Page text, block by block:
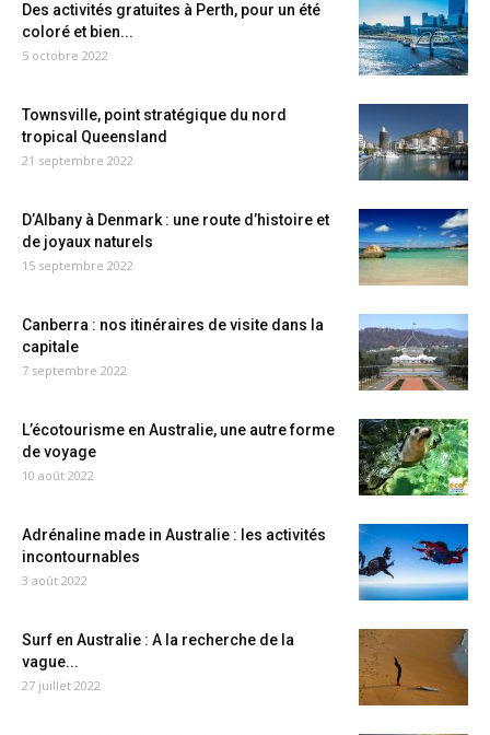
Des activités gratuites à Perth, pour un été
coloré et bien...
5 octobre 2022
Townsville, point stratégique du nord
tropical Queensland
21 septembre 2022
D’Albany à Denmark : une route d’histoire et
de joyaux naturels
15 septembre 2022
Canberra : nos itinéraires de visite dans la
capitale
7 septembre 2022
L’écotourisme en Australie, une autre forme
de voyage
10 août 2022
Adrénaline made in Australie : les activités
incontournables
3 août 2022
Surf en Australie : A la recherche de la
vague...
27 juillet 2022